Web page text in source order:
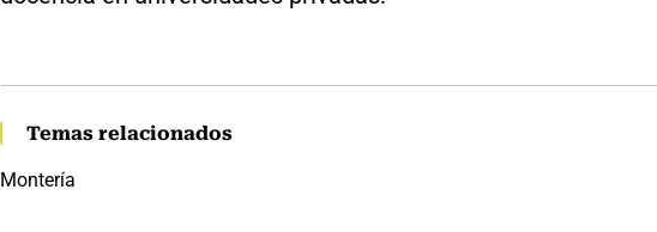
Temas relacionados
Montería